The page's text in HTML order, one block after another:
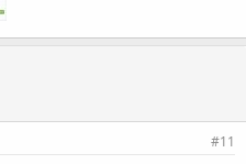
#11